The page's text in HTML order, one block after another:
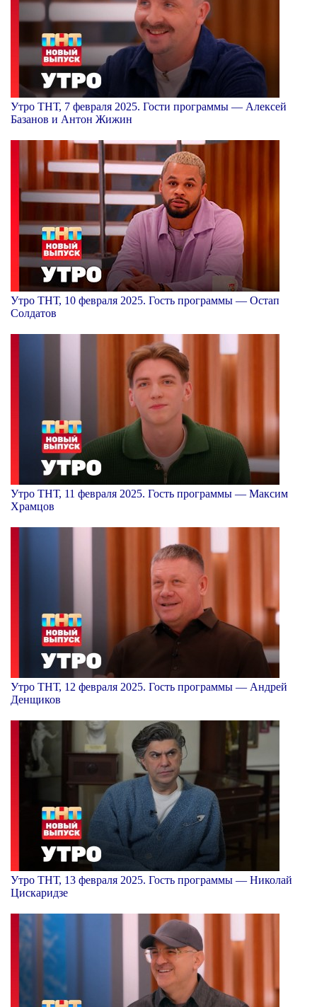
Утро ТНТ, 7 февраля 2025. Гости программы — Алексей
Базанов и Антон Жижин
Утро ТНТ, 10 февраля 2025. Гость программы — Остап
Солдатов
Утро ТНТ, 11 февраля 2025. Гость программы — Максим
Храмцов
Утро ТНТ, 12 февраля 2025. Гость программы — Андрей
Денщиков
Утро ТНТ, 13 февраля 2025. Гость программы — Николай
Цискаридзе